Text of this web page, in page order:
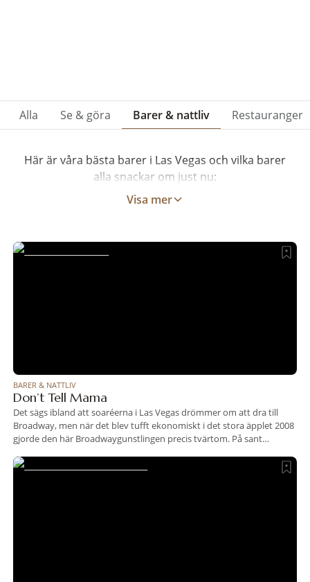
Alla Se & göra Barer & nattliv Restauranger
Här är våra bästa barer i Las Vegas och vilka barer
alla snackar om just nu:
Visa mer
BARER & NATTLIV
Don’t Tell Mama
Det sägs ibland att soaréerna i Las Vegas drömmer om att dra till
Broadway, men när det blev tufft ekonomiskt i det stora äpplet 2008
gjorde den här Broadwaygunstlingen precis tvärtom. På sant
Downtowndandys fick pianobaren Don’t Tell Mama nya tongångar i